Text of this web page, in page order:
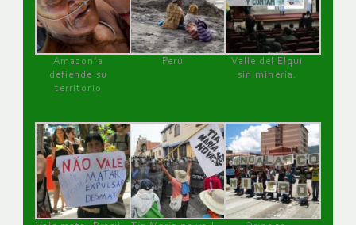
Amazonía
defiende su
territorio
Perú
Valle del Elqui
sin minería.